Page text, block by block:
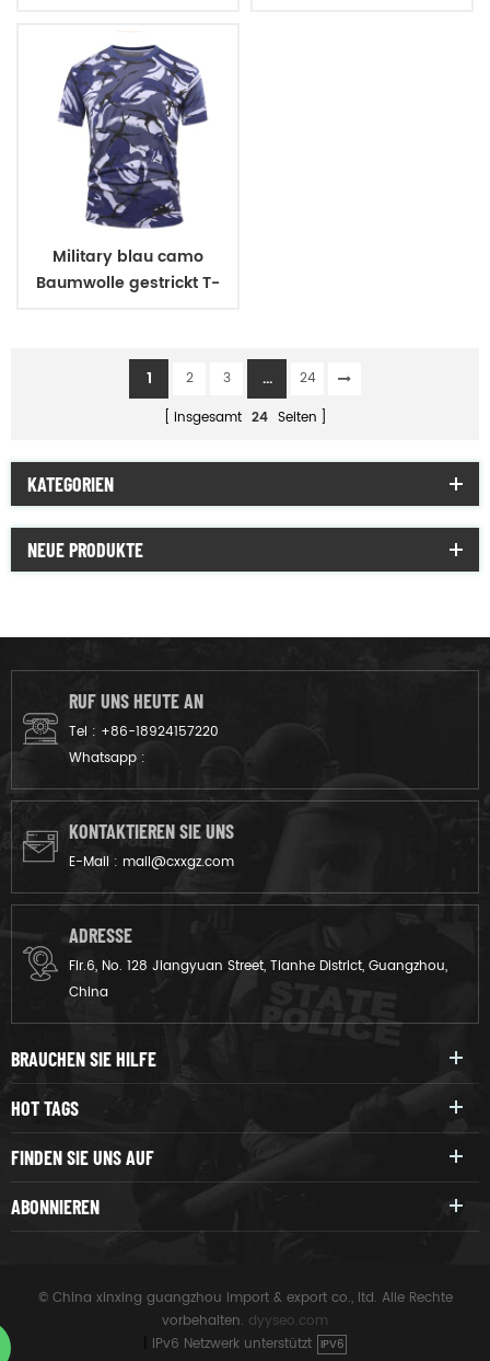
Military blau camo
Baumwolle gestrickt T-
1 2 3 ...
24
insgesamt 24 Seiten
KATEGORIEN
NEUE PRODUKTE
RUF UNS HEUTE AN
Tel : +86-18924157220
Whatsapp :
KONTAKTIEREN SIE UNS
E-Mail : mail@cxxgz.com
ADRESSE
Flr.6, No. 128 Jiangyuan Street, Tianhe District, Guangzhou,
China
BRAUCHEN SIE HILFE
HOT TAGS
FINDEN SIE UNS AUF
ABONNIEREN
© China xinxing guangzhou import & export co., ltd. Alle Rechte
vorbehalten. dyyseo.com
IPv6 Netzwerk unterstützt IPV6